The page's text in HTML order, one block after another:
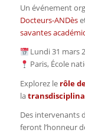
Un événement
Docteurs-ANDès
savantes
Lundi 31 mars
Paris, École
Explorez le rôle
la
Des intervenants
feront l’honneur